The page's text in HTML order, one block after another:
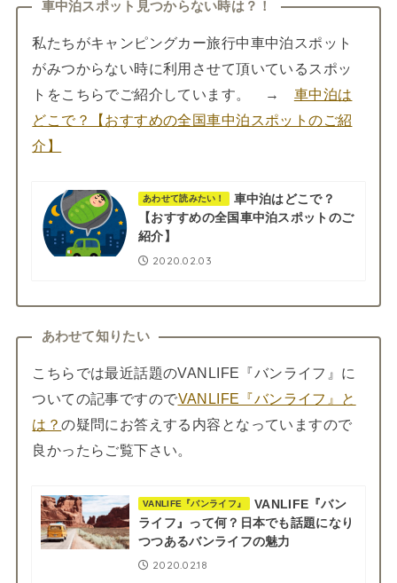
車中泊スポット見つからない時は？！
私たちがキャンピングカー旅行中車中泊スポット
がみつからない時に利用させて頂いているスポッ
トをこちらでご紹介しています。 → 車中泊は
どこで？【おすすめの全国車中泊スポットのご紹
介】
あわせて読みたい！
車中泊はどこで？
【おすすめの全国車中泊スポットのご
紹介】
2020.02.03
あわせて知りたい
こちらでは最近話題のVANLIFE『バンライフ』に
ついての記事ですのでVANLIFE『バンライフ』と
は？の疑問にお答えする内容となっていますので
良かったらご覧下さい。
VANLIFE『バンライフ』
VANLIFE『バン
ライフ』って何？日本でも話題になり
つつあるバンライフの魅力
2020.02.18